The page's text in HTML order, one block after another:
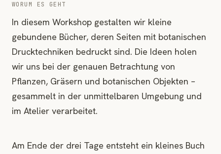
WORUM ES GEHT
In diesem Workshop gestalten wir kleine
gebundene Bücher, deren Seiten mit botanischen
Drucktechniken bedruckt sind. Die Ideen holen
wir uns bei der genauen Betrachtung von
Pflanzen, Gräsern und botanischen Objekten –
gesammelt in der unmittelbaren Umgebung und
im Atelier verarbeitet.
Am Ende der drei Tage entsteht ein kleines Buch